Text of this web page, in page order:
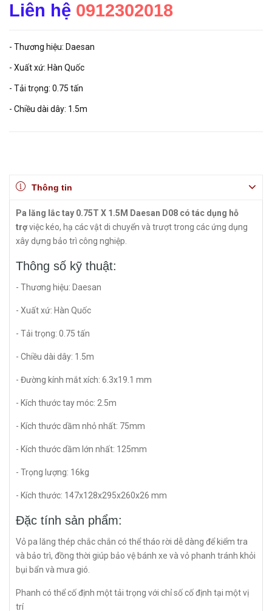
Liên hệ 0912302018
- Thương hiệu: Daesan
- Xuất xứ: Hàn Quốc
- Tải trọng: 0.75 tấn
- Chiều dài dây: 1.5m
Thông tin
Pa lăng lắc tay 0.75T X 1.5M Daesan D08 có tác dụng hỗ
trợviệc kéo, hạ các vật di chuyển và trượt trong các ứng dụng
xây dựng bảo trì công nghiệp.
Thông số kỹ thuật:
- Thương hiệu: Daesan
- Xuất xứ: Hàn Quốc
- Tải trọng: 0.75 tấn
- Chiều dài dây: 1.5m
- Đường kính mắt xích: 6.3x19.1 mm
- Kích thước tay móc: 2.5m
- Kích thước dầm nhỏ nhất: 75mm
- Kích thước dầm lớn nhất: 125mm
- Trọng lượng: 16kg
- Kích thước: 147x128x295x260x26 mm
Đặc tính sản phẩm:
Vỏ pa lăng thép chắc chắn có thể tháo rời dễ dàng để kiểm tra
và bảo trì, đồng thời giúp bảo vệ bánh xe và vỏ phanh tránh khỏi
bụi bẩn và mưa gió.
Phanh có thể cố định một tải trọng với chỉ số cố định tại một vị
trí